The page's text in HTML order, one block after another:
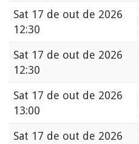
Sat 17 de out de 2026
12:30
Sat 17 de out de 2026
12:30
Sat 17 de out de 2026
13:00
Sat 17 de out de 2026